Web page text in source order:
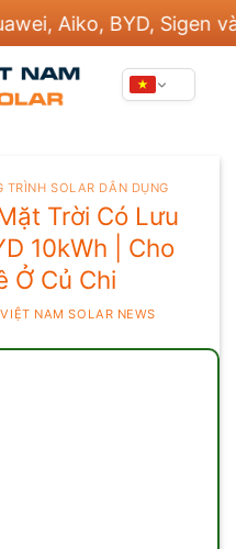
BYD, Sigen và 20
TRÌNH SOLAR DÂN DỤNG
Trời Có Lưu
10kWh | Cho
Ở Củ Chi
VIỆT NAM SOLAR NEWS